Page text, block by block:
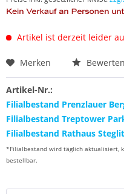
Artikel ist derzeit leider
Merken Bewerten
Artikel-Nr.:
Filialbestand Prenzlauer
Filialbestand Treptower
Filialbestand Rathaus
*Filialbestand wird täglich aktualisiert,
bestellbar.